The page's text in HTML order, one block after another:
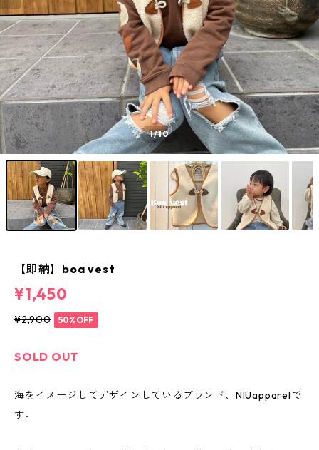
1/10
【即納】boa vest
¥1,450
¥2,900 50%OFF
SOLD OUT
海をイメージしてデザインしているブランド、NIUapparelで
す。